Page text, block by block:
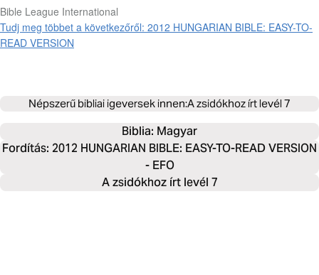
Bible League International
Tudj meg többet a következőről: 2012 HUNGARIAN BIBLE: EASY-TO-
READ VERSION
Népszerű bibliai igeversek innen:A zsidókhoz írt levél 7
Biblia: Magyar
Fordítás: 2012 HUNGARIAN BIBLE: EASY-TO-READ VERSION
- EFO
A zsidókhoz írt levél 7